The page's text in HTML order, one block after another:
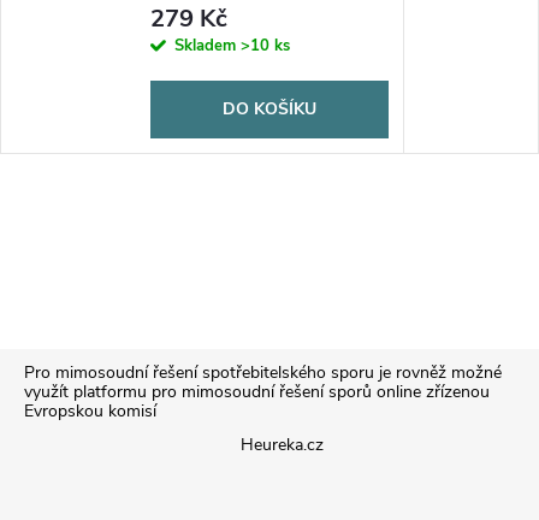
279 Kč
Skladem >10 ks
DO KOŠÍKU
ZPro mimosoudní řešení spotřebitelského sporu je rovněž možné
využít platformu pro mimosoudní řešení sporů online zřízenou
Evropskou komisí
Heureka.cz